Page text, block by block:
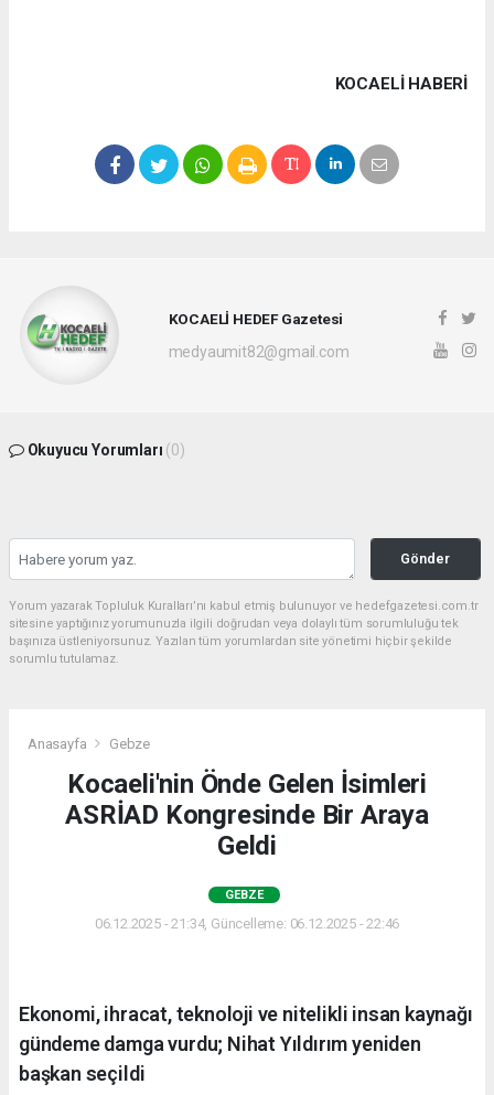
KOCAELI HABERİ
KOCAELİ HEDEF Gazetesi
medyaumit82@gmail.com
Okuyucu Yorumları (0)
Gönder
Yorum yazarak Topluluk Kuralları’nı kabul etmiş bulunuyor ve hedefgazetesi.com.tr
sitesine yaptığınız yorumunuzla ilgili doğrudan veya dolaylı tüm sorumluluğu tek
başınıza üstleniyorsunuz. Yazılan tüm yorumlardan site yönetimi hiçbir şekilde
sorumlu tutulamaz.
Anasayfa Gebze
Kocaeli'nin Önde Gelen İsimleri
ASRİAD Kongresinde Bir Araya
Geldi
GEBZE
06.12.2025 - 21:34, Güncelleme: 06.12.2025 - 22:46
Ekonomi, ihracat, teknoloji ve nitelikli insan kaynağı
gündeme damga vurdu; Nihat Yıldırım yeniden
başkan seçildi